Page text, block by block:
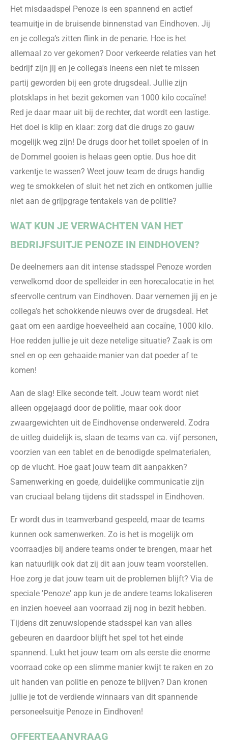
Het misdaadspel Penoze is een spannend en actief
teamuitje in de bruisende binnenstad van Eindhoven. Jij
en je collega’s zitten flink in de penarie. Hoe is het
allemaal zo ver gekomen? Door verkeerde relaties van het
bedrijf zijn jij en je collega's ineens een niet te missen
partij geworden bij een grote drugsdeal. Jullie zijn
plotsklaps in het bezit gekomen van 1000 kilo cocaïne!
Red je daar maar uit bij de rechter, dat wordt een lastige.
Het doel is klip en klaar: zorg dat die drugs zo gauw
mogelijk weg zijn! De drugs door het toilet spoelen of in
de Dommel gooien is helaas geen optie. Dus hoe dit
varkentje te wassen? Weet jouw team de drugs handig
weg te smokkelen of sluit het net zich en ontkomen jullie
niet aan de grijpgrage tentakels van de politie?
WAT KUN JE VERWACHTEN VAN HET
BEDRIJFSUITJE PENOZE IN EINDHOVEN?
De deelnemers aan dit intense stadsspel Penoze worden
verwelkomd door de spelleider in een horecalocatie in het
sfeervolle centrum van Eindhoven. Daar vernemen jij en je
collega’s het schokkende nieuws over de drugsdeal. Het
gaat om een aardige hoeveelheid aan cocaïne, 1000 kilo.
Hoe redden jullie je uit deze netelige situatie? Zaak is om
snel en op een gehaaide manier van dat poeder af te
komen!
Aan de slag! Elke seconde telt. Jouw team wordt niet
alleen opgejaagd door de politie, maar ook door
zwaargewichten uit de Eindhovense onderwereld. Zodra
de uitleg duidelijk is, slaan de teams van ca. vijf personen,
voorzien van een tablet en de benodigde spelmaterialen,
op de vlucht. Hoe gaat jouw team dit aanpakken?
Samenwerking en goede, duidelijke communicatie zijn
van cruciaal belang tijdens dit stadsspel in Eindhoven.
Er wordt dus in teamverband gespeeld, maar de teams
kunnen ook samenwerken. Zo is het is mogelijk om
voorraadjes bij andere teams onder te brengen, maar het
kan natuurlijk ook dat zij dit aan jouw team voorstellen.
Hoe zorg je dat jouw team uit de problemen blijft? Via de
speciale 'Penoze' app kun je de andere teams lokaliseren
en inzien hoeveel aan voorraad zij nog in bezit hebben.
Tijdens dit zenuwslopende stadsspel kan van alles
gebeuren en daardoor blijft het spel tot het einde
spannend. Lukt het jouw team om als eerste die enorme
voorraad coke op een slimme manier kwijt te raken en zo
uit handen van politie en penoze te blijven? Dan kronen
jullie je tot de verdiende winnaars van dit spannende
personeelsuitje Penoze in Eindhoven!
OFFERTEAANVRAAG